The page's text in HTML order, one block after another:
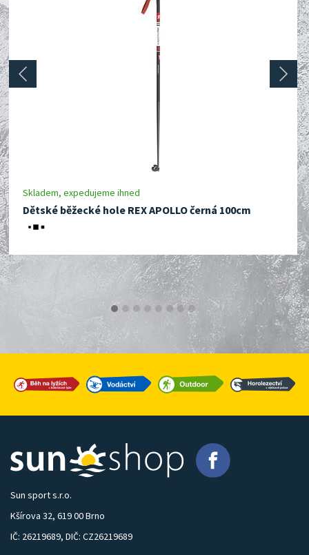
Skladem, expedujeme ihned
Dětské běžecké hole REX APOLLO černá 100cm
prev next
Sun sport s.r.o.
Kšírova 32, 619 00 Brno
IČ: 26219689, DIČ: CZ26219689